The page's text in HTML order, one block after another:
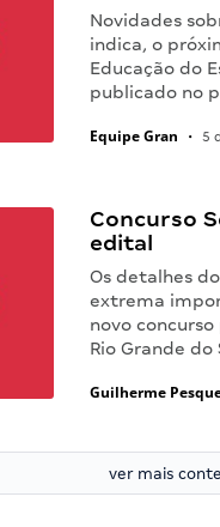
Novidades
indica, o
Educação do
publicado no
Equipe Gran • 5
Concurso
edital
Os detalhes
extrema
novo
Rio Grande do
Guilherme
ver mais